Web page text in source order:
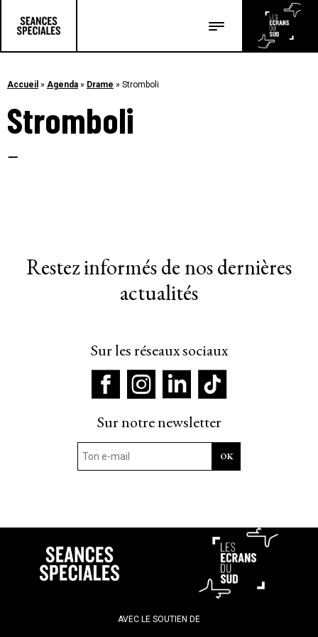
Les articles
Accueil » Agenda » Drame » Stromboli
Stromboli
–
Restez informés de nos dernières
actualités
Sur les réseaux sociaux
Sur notre newsletter
AVEC LE SOUTIEN DE